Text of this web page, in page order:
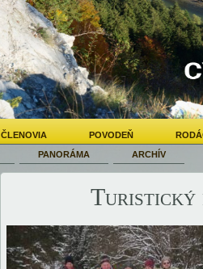
ČLENOVIA POVODEŇ
PANORÁMA ARCHÍV
Turistický